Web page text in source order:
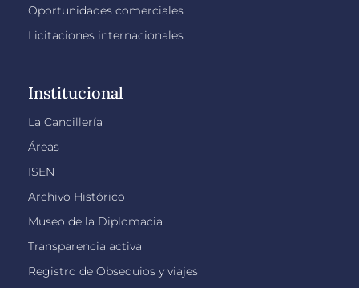
Oportunidades comerciales
Licitaciones internacionales
Institucional
La Cancillería
Áreas
ISEN
Archivo Histórico
Museo de la Diplomacia
Transparencia activa
Registro de Obsequios y viajes